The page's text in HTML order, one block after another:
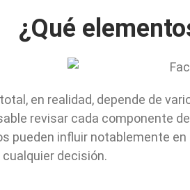
¿Qué
en realidad, depende de
revisar cada componente
pueden influir notablemente
decisión.